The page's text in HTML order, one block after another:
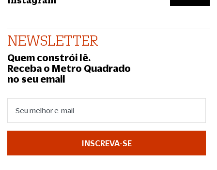
NEWSLETTER
Quem constrói lê.
Receba o Metro Quadrado
no seu email
INSCREVA-SE